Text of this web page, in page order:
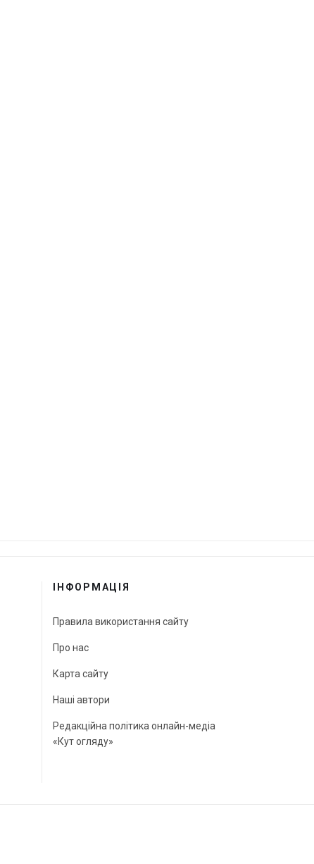
ІНФОРМАЦІЯ
Правила використання сайту
Про нас
Карта сайту
Наші автори
Редакційна політика онлайн-медіа
«Кут огляду»